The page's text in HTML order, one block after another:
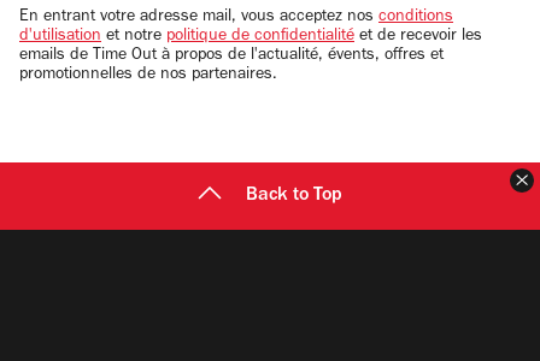
email
En entrant votre adresse mail, vous acceptez nos conditions
d'utilisation et notre politique de confidentialité et de recevoir les
emails de Time Out à propos de l'actualité, évents, offres et
promotionnelles de nos partenaires.
Back to Top